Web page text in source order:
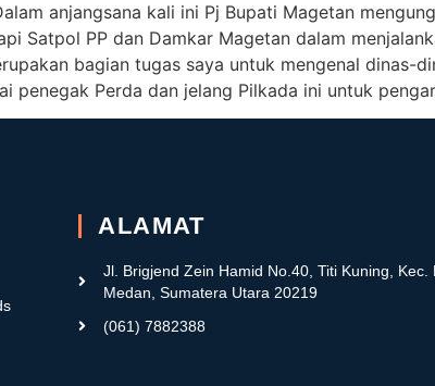
anjangsana kali ini Pj Bupati Magetan
Satpol PP dan Damkar Magetan dalam
bagian tugas saya untuk mengenal dinas-
penegak Perda dan jelang Pilkada ini untuk
ALAMAT
Jl. Brigjend Zein Hamid No.40, Titi Kuning, Kec.
Medan, Sumatera Utara 20219
(061) 7882388